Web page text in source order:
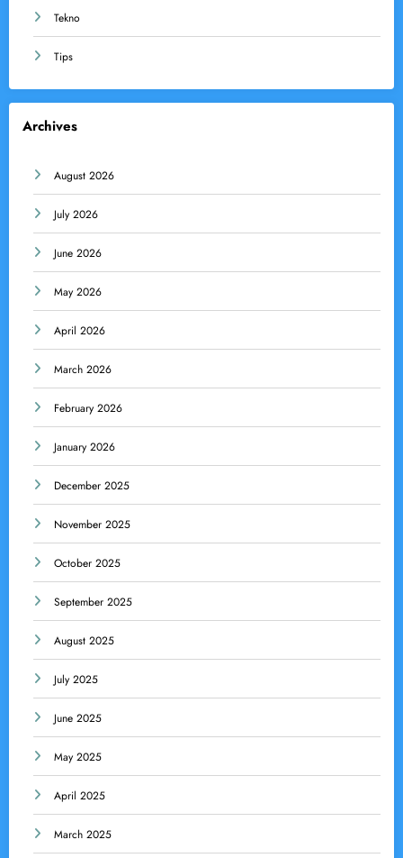
Tekno
Tips
Archives
August 2026
July 2026
June 2026
May 2026
April 2026
March 2026
February 2026
January 2026
December 2025
November 2025
October 2025
September 2025
August 2025
July 2025
June 2025
May 2025
April 2025
March 2025